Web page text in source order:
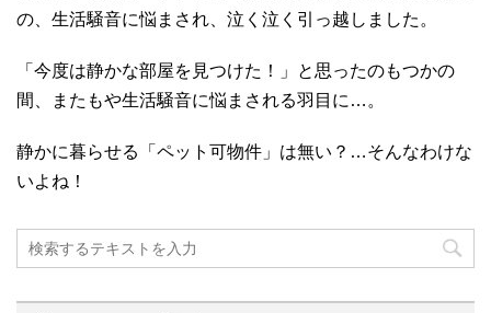
の、生活騒音に悩まされ、泣く泣く引っ越しました。
「今度は静かな部屋を見つけた！」と思ったのもつかの
間、またもや生活騒音に悩まされる羽目に…。
静かに暮らせる「ペット可物件」は無い？…そんなわけな
いよね！